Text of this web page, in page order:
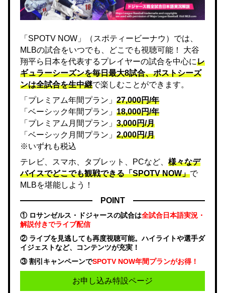
「SPOTV NOW」（スポティービーナウ）では、
MLBの試合をいつでも、どこでも視聴可能！ 大谷
翔平ら日本を代表するプレイヤーの試合を中心にレ
ギュラーシーズンを毎日最大8試合、ポストシーズ
ンは全試合を生中継で楽しむことができます。
「プレミアム年間プラン」 27,000円/年
「ベーシック年間プラン」 18,000円/年
「プレミアム月間プラン」 3,000円/月
「ベーシック月間プラン」 2,000円/月
※いずれも税込
テレビ、スマホ、タブレット、PCなど、 様々なデ
バイスでどこでも観戦できる「SPOTV NOW」で
MLBを堪能しよう！
POINT
① ロサンゼルス・ドジャースの試合は全試合日本語実況・
解説付きでライブ配信
② ライブを見逃しても再度視聴可能。ハイライトや選手ダ
イジェストなど、コンテンツが充実！
③ 割引キャンペーンでSPOTV NOW年間プランがお得！
お申し込み特設ページ